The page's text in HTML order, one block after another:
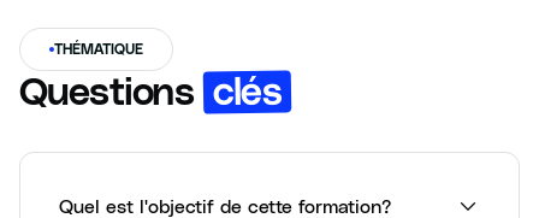
THÉMATIQUE
Questions clés
Quel est l'objectif de cette formation?